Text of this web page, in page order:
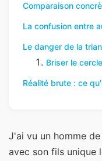
Comparaison
La confusion entre
Le danger de la
Briser le
Réalité brute : ce
J'ai vu un homme
avec son fils unique